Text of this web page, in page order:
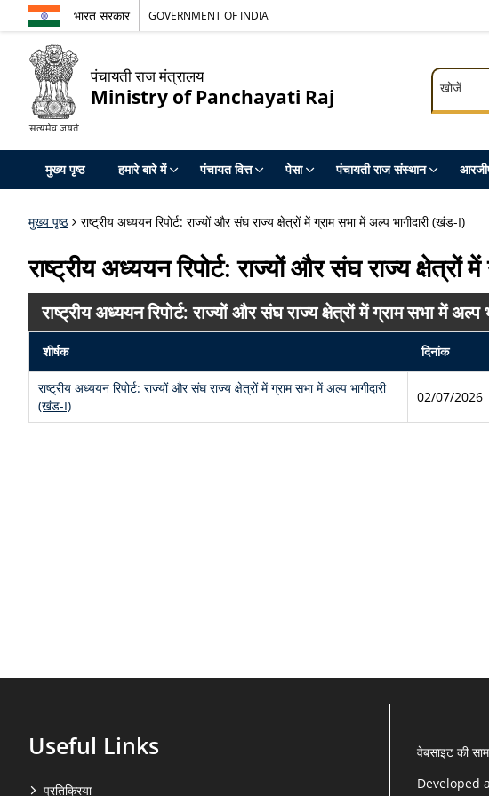
भारत सरकार GOVERNMENT OF INDIA
पंचायती राज मंत्रालय
Ministry of Panchayati Raj
खोजें
खोजें
मुख्य पृष्ठ हमारे बारे में पंचायत वित्त पेसा पंचायती राज संस्थान
मुख्य पृष्ठ राष्ट्रीय अध्ययन रिपोर्ट: राज्यों और संघ राज्य क्षेत्रों में ग्राम सभा में अल्प भागीदारी (खंड-I)
राष्ट्रीय अध्ययन रिपोर्ट: राज्यों और संघ राज्य
राष्ट्रीय अध्ययन रिपोर्ट: राज्यों और संघ राज्य क्षेत्रों में ग्राम सभा में अल्प
शीर्षक दिनांक
राष्ट्रीय अध्ययन रिपोर्ट: राज्यों और संघ राज्य क्षेत्रों में ग्राम सभा में अल्प भागीदारी
(खंड-I)
02/07/2026
Useful Links
प्रतिक्रिया
वेबसाइट की
Developed